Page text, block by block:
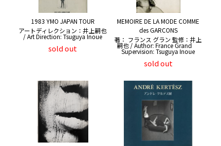
1983 YMO JAPAN TOUR
アートディレクション：井上嗣也
/ Art Direction: Tsuguya Inoue
sold out
MEMOIRE DE LA MODE COMME
des GARCONS
著： フランス グラン 監修：井上
嗣也 / Author: France Grand
Supervision: Tsuguya Inoue
sold out